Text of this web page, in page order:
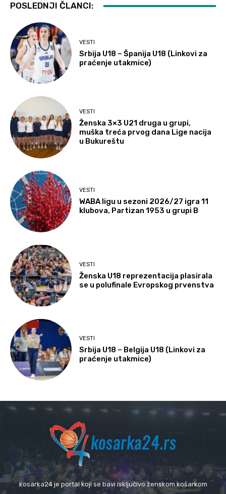
POSLEDNJI ČLANCI:
VESTI
Srbija U18 – Španija U18 (Linkovi za
praćenje utakmice)
VESTI
Ženska 3×3 U21 druga u grupi,
muška treća prvog dana Lige nacija
u Bukureštu
VESTI
WABA ligu u sezoni 2026/27 igra 11
klubova, Partizan 1953 u grupi B
VESTI
Ženska U18 reprezentacija plasirala
se u polufinale Evropskog prvenstva
VESTI
Srbija U18 – Belgija U18 (Linkovi za
praćenje utakmice)
kosarka24 je portal koji se bavi isključivo ženskom košarkom